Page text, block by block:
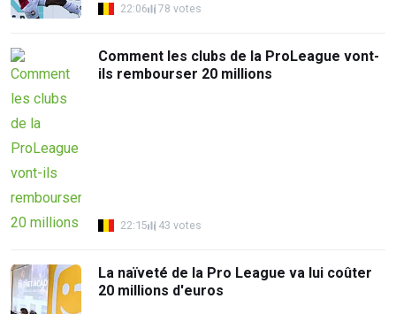
22:06 78 votes
Comment les clubs de la ProLeague vont-
ils rembourser 20 millions
22:15 43 votes
La naïveté de la Pro League va lui coûter
20 millions d'euros